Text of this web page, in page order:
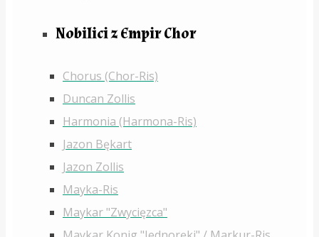
Nobilici z Empir Chor
Chorus (Chor-Ris)
Duncan Zollis
Harmonia (Harmona-Ris)
Jazon Bękart
Jazon Zollis
Mayka-Ris
Maykar "Zwycięzca"